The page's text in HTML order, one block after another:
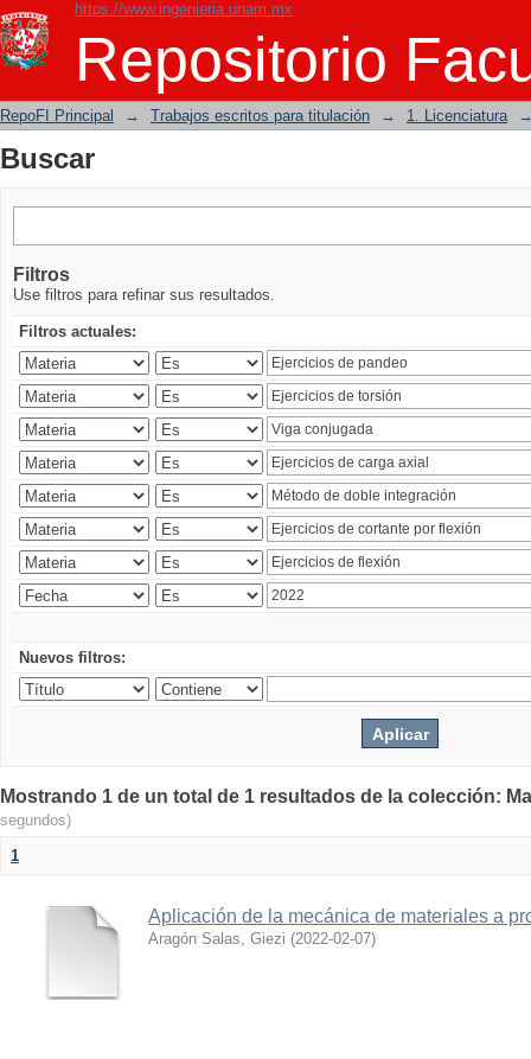
https://www.ingenieria.unam.mx
Repositorio
Buscar
RepoFI Principal → Trabajos escritos para titulación → 1. Licenciatura
Buscar
Filtros
Use filtros para refinar sus resultados.
Filtros actuales:
Nuevos filtros:
Mostrando 1 de un total de 1 resultados de la colección:
segundos)
1
Aplicación de la mecánica de materiales a
Aragón Salas, Giezi (2022-02-07)